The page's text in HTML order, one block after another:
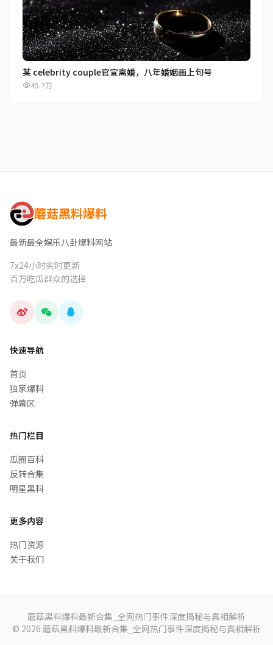
某 celebrity couple官宣离婚，八年婚姻画上句号
45.7万
蘑菇黑料爆料
最新最全娱乐八卦爆料网站
7x24小时实时更新
百万吃瓜群众的选择
快速导航
首页
独家爆料
弹幕区
热门栏目
瓜圈百科
反转合集
明星黑料
更多内容
热门资源
关于我们
蘑菇黑料爆料最新合集_全网热门事件深度揭秘与真相解析
© 2026 蘑菇黑料爆料最新合集_全网热门事件深度揭秘与真相解析